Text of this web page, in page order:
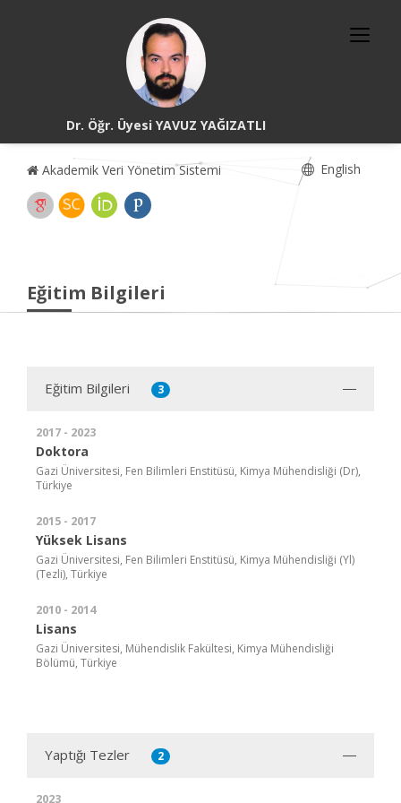
Dr. Öğr. Üyesi YAVUZ YAĞIZATLI
Akademik Veri Yönetim Sistemi English
Eğitim Bilgileri
Eğitim Bilgileri 3
2017 - 2023
Doktora
Gazi Üniversitesi, Fen Bilimleri Enstitüsü, Kimya Mühendisliği (Dr),
Türkiye
2015 - 2017
Yüksek Lisans
Gazi Üniversitesi, Fen Bilimleri Enstitüsü, Kimya Mühendisliği (Yl)
(Tezli), Türkiye
2010 - 2014
Lisans
Gazi Üniversitesi, Mühendislik Fakültesi, Kimya Mühendisliği
Bölümü, Türkiye
Yaptığı Tezler 2
2023